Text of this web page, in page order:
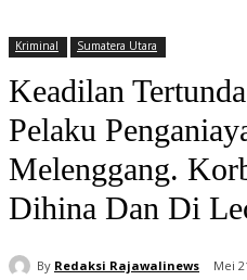
Kriminal Sumatera Utara
Keadilan
Pelaku
Melenggang.
Dihina Dan Di
By Redaksi Rajawalinews Mei